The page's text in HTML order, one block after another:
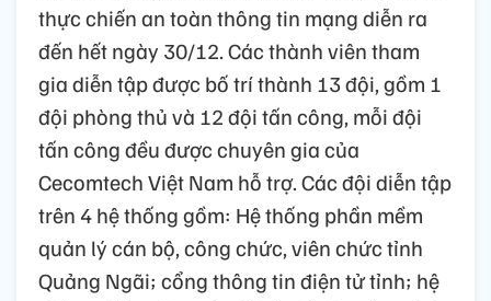
thực chiến an toàn thông tin mạng diễn ra
đến hết ngày 30/12. Các thành viên tham
gia diễn tập được bố trí thành 13 đội, gồm 1
đội phòng thủ và 12 đội tấn công, mỗi đội
tấn công đều được chuyên gia của
Cecomtech Việt Nam hỗ trợ. Các đội diễn tập
trên 4 hệ thống gồm: Hệ thống phần mềm
quản lý cán bộ, công chức, viên chức tỉnh
Quảng Ngãi; cổng thông tin điện tử tỉnh; hệ